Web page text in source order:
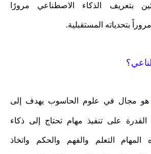
بتعريف الذكاء الاصطناعي مرورًا
بتحدياته المستقبلية.
هو مجال في علوم الحاسوب يهدف إلى
على تنفيذ مهام تحتاج إلى ذكاء
التعلم والفهم والحكم واتخاذ